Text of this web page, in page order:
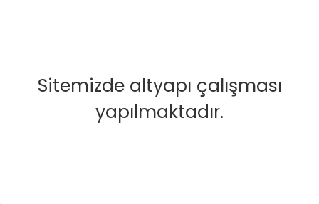
Sitemizde altyapı çalışması
yapılmaktadır.